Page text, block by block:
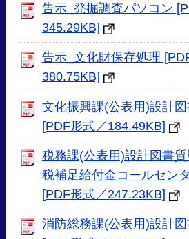
告示_発掘調査パソコン
345.29KB]
告示_文化財保存処理
380.75KB]
文化振興課(公表用)設計
[PDF形式／184.49KB]
税務課(公表用)設計図書
税補足給付金コールセン
[PDF形式／247.23KB]
消防総務課(公表用)設計